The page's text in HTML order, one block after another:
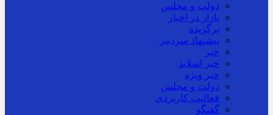
دولت و مجلس
بازار در اخبار
برگزیده
پیشنهاد سردبیر
خبر
خبر اسلايد
خبر ویژه
دولت و مجلس
فعالیت کاربردی
گفتگو